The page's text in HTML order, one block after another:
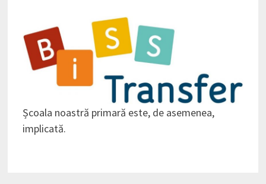
Școala noastră primară este, de asemenea,
implicată.